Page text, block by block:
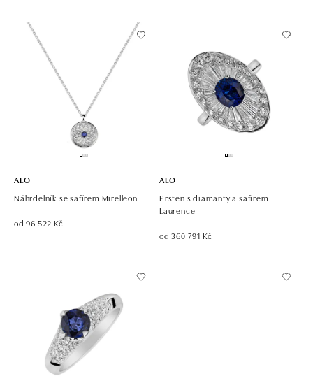
ALO
Náhrdelník se safírem Mirelleon
od 96 522 Kč
ALO
Prsten s diamanty a safírem
Laurence
od 360 791 Kč